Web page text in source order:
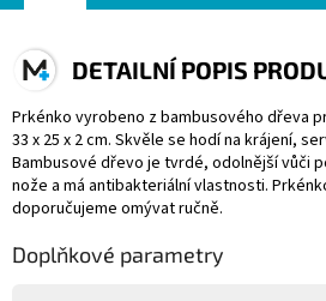
DETAILNÍ POPIS
Prkénko vyrobeno z bambusového dřeva
33 x 25 x 2 cm. Skvěle se hodí na krájení,
Bambusové dřevo je tvrdé, odolnější vůči
nože a má antibakteriální vlastnosti.
doporučujeme omývat ručně.
Doplňkové parametry